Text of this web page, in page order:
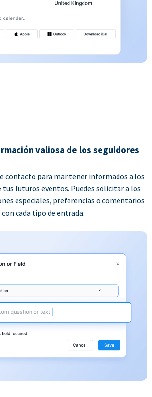
valiosa de los seguidores
contacto para mantener informados a los
futuros eventos. Puedes solicitar a los
especiales, preferencias o comentarios
con cada tipo de entrada.